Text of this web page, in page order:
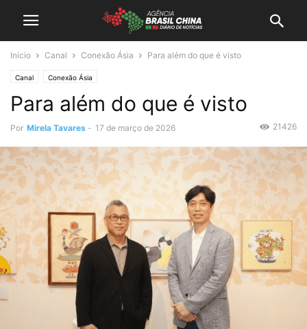
Início Canal Conexão Ásia Para além do que é visto
Canal Conexão Ásia
Para além do que é visto
Por Mirela Tavares - 17 de março de 2026 21426